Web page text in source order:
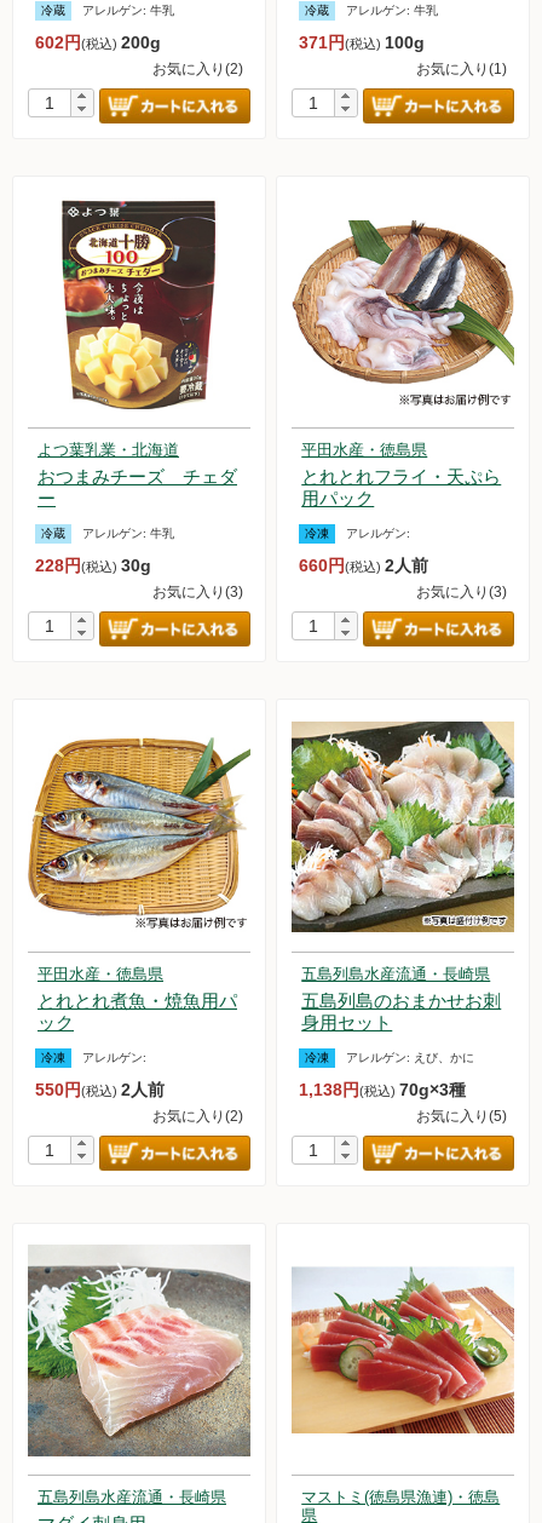
冷蔵 アレルゲン: 牛乳
602円(税込) 200g
お気に入り(2)
冷蔵 アレルゲン:牛乳
371円(税込) 100g
お気に入り(1)
よつ葉乳業・北海道
おつまみチーズ チェダ
ー
冷蔵 アレルゲン: 牛乳
228円(税込) 30g
お気に入り(3)
平田水産・徳島県
とれとれフライ・天ぷら
用パック
冷凍 アレルゲン:
660円(税込)2人前
お気に入り(3)
平田水産・徳島県
とれとれ煮魚・焼魚用パ
ック
冷凍 アレルゲン:
550円(税込) 2人前
お気に入り(2)
五島列島水産流通・長崎県
五島列島のおまかせお刺
身用セット
冷凍 アレルゲン: えび、かに
1,138円(税込)70g×3種
お気に入り(5)
五島列島水産流通・長崎県
マストミ(徳島県漁連)・徳島
県